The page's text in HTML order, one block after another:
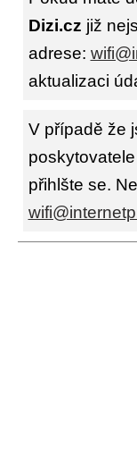
Dizi.cz již
adrese:
aktualizaci
V případě že
poskytovatele
přihlšte se.